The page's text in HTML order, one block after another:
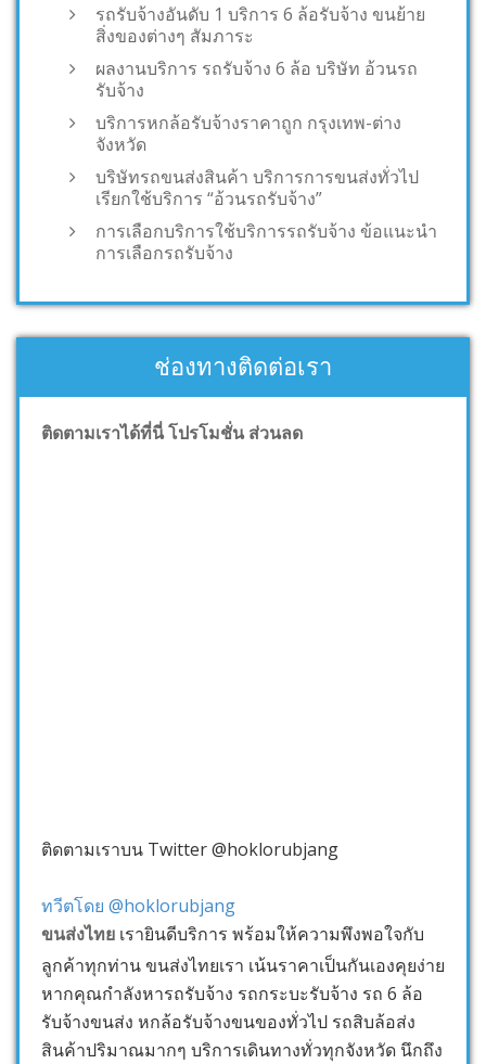
รถรับจ้างอันดับ 1 บริการ 6 ล้อรับจ้าง ขนย้าย
สิ่งของต่างๆ สัมภาระ
ผลงานบริการ รถรับจ้าง 6 ล้อ บริษัท อ้วนรถ
รับจ้าง
บริการหกล้อรับจ้างราคาถูก กรุงเทพ-ต่าง
จังหวัด
บริษัทรถขนส่งสินค้า บริการการขนส่งทั่วไป
เรียกใช้บริการ “อ้วนรถรับจ้าง”
การเลือกบริการใช้บริการรถรับจ้าง ข้อแนะนำ
การเลือกรถรับจ้าง
ช่องทางติดต่อเรา
ติดตามเราได้ที่นี่ โปรโมชั่น ส่วนลด
ติดตามเราบน Twitter @hoklorubjang
ทวีตโดย @hoklorubjang
ขนส่งไทย เรายินดีบริการ พร้อมให้ความพึงพอใจกับ
ลูกค้าทุกท่าน ขนส่งไทยเรา เน้นราคาเป็นกันเองคุยง่าย
หากคุณกำลังหารถรับจ้าง รถกระบะรับจ้าง รถ 6 ล้อ
รับจ้างขนส่ง หกล้อรับจ้างขนของทั่วไป รถสิบล้อส่ง
สินค้าปริมาณมากๆ บริการเดินทางทั่วทุกจังหวัด นึกถึง